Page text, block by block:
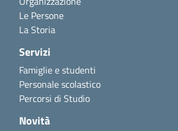
Le Persone
La Storia
Servizi
Famiglie e studenti
Personale scolastico
Percorsi di Studio
Novità